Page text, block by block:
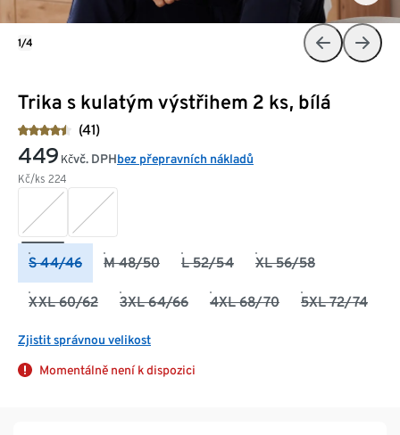
Trika s kulatým výstřihem 2 ks, bílá
(41)
449 Kč
Kč/ks 224
vč. DPHbez přepravních nákladů
S 44/46 M 48/50 L 52/54 XL 56/58
XXL 60/62 3XL 64/66 4XL 68/70 5XL 72/74
Zjistit správnou velikost
Momentálně není k dispozici
1/4